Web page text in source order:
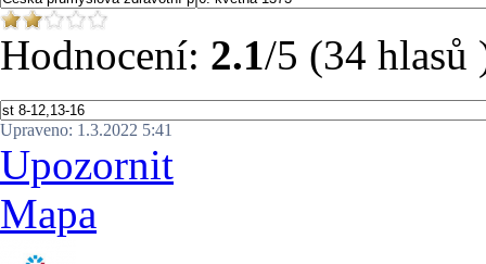
Hodnocení: 2.1/5 (34 hlasů
Upraveno: 1.3.2022 5:41
Upozornit
Mapa